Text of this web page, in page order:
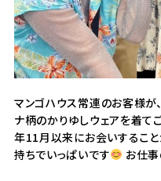
マンゴハウス常連のお客様が
ナ柄のかりゆしウェアを着て
年11月以来にお会いすること
持ちでいっぱいです
お仕